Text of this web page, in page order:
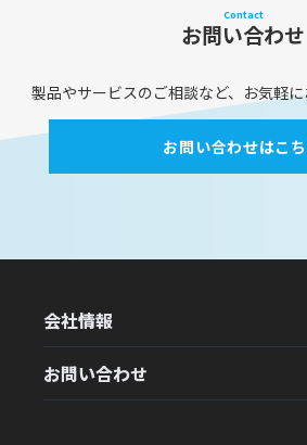
Contact
お問い合わせ
製品やサービスのご相談など、お気軽
お問い合わせはこ
会社情報
お問い合わせ